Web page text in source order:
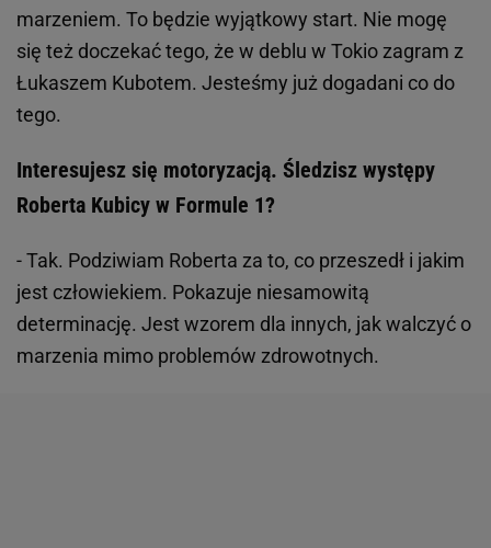
marzeniem. To będzie wyjątkowy start. Nie mogę
się też doczekać tego, że w deblu w Tokio zagram z
Łukaszem Kubotem. Jesteśmy już dogadani co do
tego.
Interesujesz się motoryzacją. Śledzisz występy
Roberta Kubicy w Formule 1?
- Tak. Podziwiam Roberta za to, co przeszedł i jakim
jest człowiekiem. Pokazuje niesamowitą
determinację. Jest wzorem dla innych, jak walczyć o
marzenia mimo problemów zdrowotnych.